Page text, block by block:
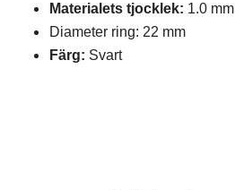
Materialets tjocklek: 1.0 mm
Diameter ring: 22 mm
Färg: Svart